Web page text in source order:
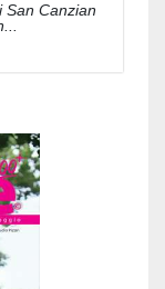
San Canzian